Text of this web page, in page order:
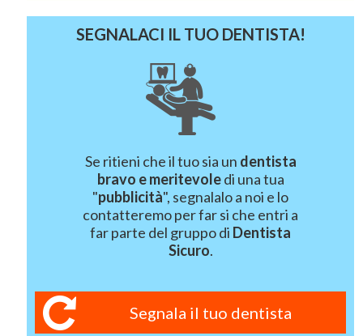
SEGNALACI IL TUO DENTISTA!
Se ritieni che il tuo sia un dentista
bravo e meritevoledi una tua
"pubblicità", segnalalo a noi e lo
contatteremo per far si che entri a
far parte del gruppo di Dentista
Sicuro.
Segnala il tuo dentista